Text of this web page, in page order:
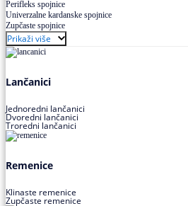
Perifleks spojnice
Univerzalne kardanske spojnice
Zupčaste spojnice
Prikaži više
Lančanici
Jednoredni lančanici
Dvoredni lančanici
Troredni lančanici
Remenice
Klinaste remenice
Zupčaste remenice